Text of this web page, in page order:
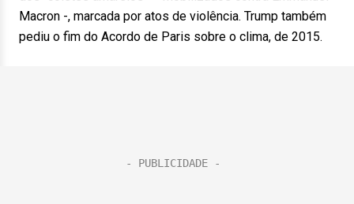
Macron -, marcada por atos de violência. Trump também
pediu o fim do Acordo de Paris sobre o clima, de 2015.